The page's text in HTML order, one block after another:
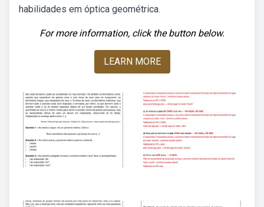
habilidades em óptica geométrica.
For more information, click the button below.
LEARN MORE